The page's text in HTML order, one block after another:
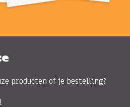
producten of je bestelling?